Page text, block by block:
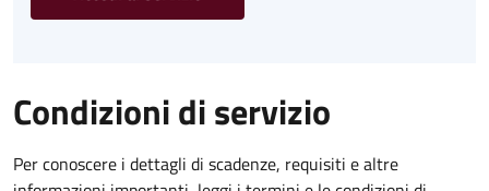
Condizioni di servizio
Per conoscere i dettagli di scadenze, requisiti e altre